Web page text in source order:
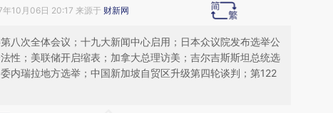
年10月06日 20:17 来源于 财新网
八次全体会议；十九大新闻中心启用；日本众议院发布选举公
性；美联储开启缩表；加拿大总理访美；吉尔吉斯斯坦总统选
内瑞拉地方选举；中国新加坡自贸区升级第四轮谈判；第122